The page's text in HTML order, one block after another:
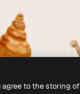
agree to the storing